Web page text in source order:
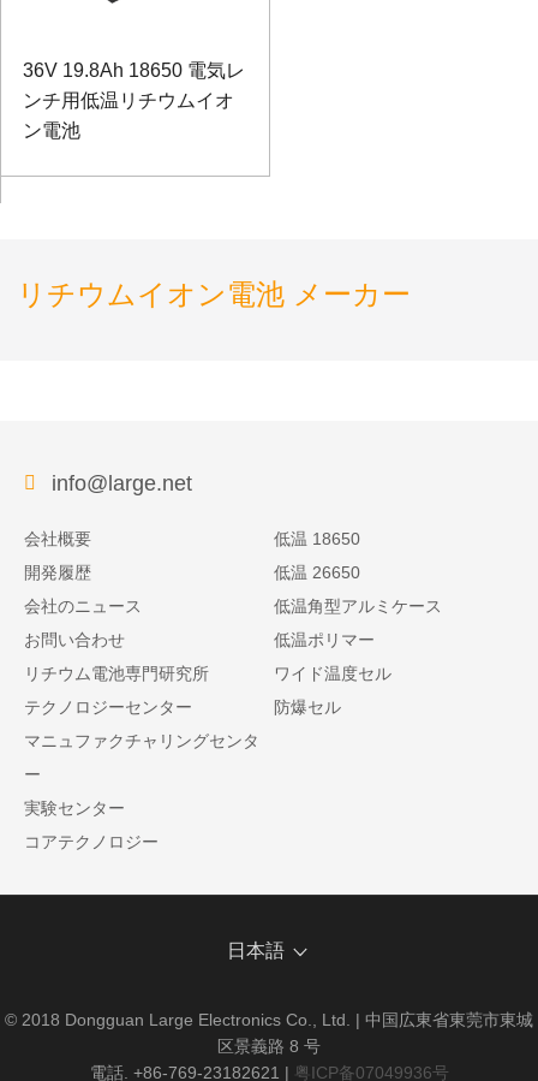
36V 19.8Ah 18650 電気レ
ンチ用低温リチウムイオ
ン電池
リチウムイオン電池 メーカー
info@large.net
会社概要
開発履歴
会社のニュース
お問い合わせ
リチウム電池専門研究所
テクノロジーセンター
マニュファクチャリングセンタ
ー
実験センター
コアテクノロジー
低温 18650
低温 26650
低温角型アルミケース
低温ポリマー
ワイド温度セル
防爆セル
日本語
© 2018 Dongguan Large Electronics Co., Ltd. | 中国広東省東莞市東城
区景義路 8 号
電話. +86-769-23182621 | 粤ICP备07049936号